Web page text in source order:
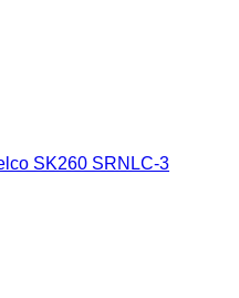
SK260 SRNLC-3